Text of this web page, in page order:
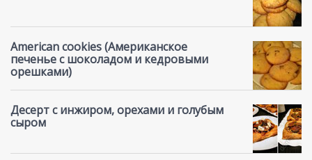
American cookies (Американское
печенье с шоколадом и кедровыми
орешками)
Десерт с инжиром, орехами и голубым
сыром